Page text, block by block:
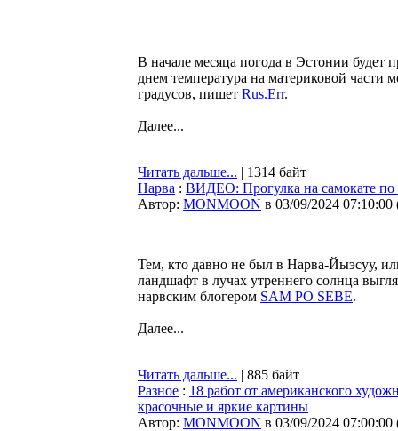
В начале месяца погода в Эстонии будет
днем температура на материковой части
градусов, пишет Rus.Err.
Далее...
Читать дальше... | 1314 байт
Нарва : ВИДЕО: Прогулка на самокате
Автор: MONMOON в 03/09/2024 07:10:00
Тем, кто давно не был в Нарва-Йыэсуу,
ландшафт в лучах утреннего солнца
нарвским блогером SAM PO SEBE.
Далее...
Читать дальше... | 885 байт
Разное : 18 работ от американского
красочные и яркие картины
Автор: MONMOON в 03/09/2024 07:00:00